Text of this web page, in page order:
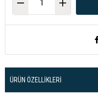
ÜRÜN ÖZELLIKLERI